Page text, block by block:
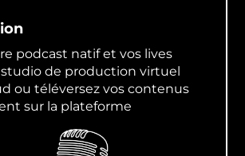
podcast natif et vos lives
de production virtuel
ou téléversez vos contenus
sur la plateforme